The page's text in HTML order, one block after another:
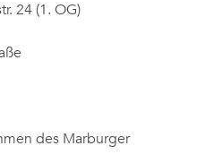
24 (1. OG)
des Marburger